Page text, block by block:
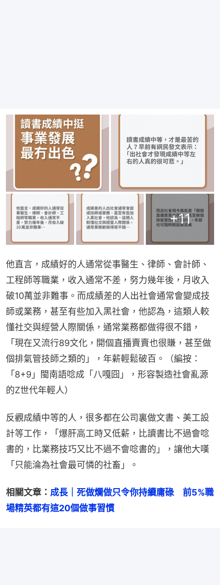
+11
他直言，成績好的人通常從事醫生、律師、會計師、
工程師等職業，收入通常不差，努力幾年後，月收入
破10萬並非難事。而成績差的人出社會通常會變成技
師或業務，甚至有些加入黑社會，他認為，這類人較
懂社交與經營人際關係，通常業務都做得很不錯，
「現在又流行89文化，開個直播賣賣也很賺，甚至做
個排氣管技師之類的」，年薪輕鬆破百。（編按：
「8+9」閩南語唸成「八嘎囧」，形容製造社會亂源
的Z世代年輕人）
反觀成績中等的人，很多都在公司裏做文書、美工設
計等工作，「爆肝高工時又低薪，比讀書比不過會唸
書的，比業務技巧又比不過不會唸書的」，讓他大嘆
「只能淪為社會最可憐的社畜」。
相關文章： 成長｜死做爛做只令你持續庸碌　前5%職
場精英都有這20個做事習慣